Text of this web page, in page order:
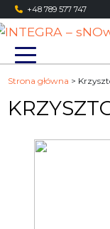
to
content
+48 789 577 747
Strona główna >